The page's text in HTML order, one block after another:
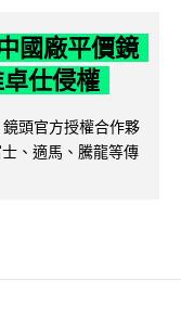
國廠平價鏡
仕侵權
頭官方授權合作夥
、適馬、騰龍等傳